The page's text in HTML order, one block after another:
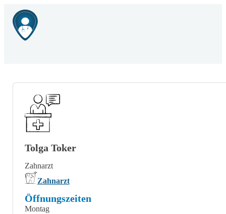
Tolga Toker
Zahnarzt
Zahnarzt
Öffnungszeiten
Montag